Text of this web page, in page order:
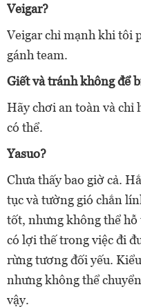
Veigar?
Veigar chỉ mạnh khi tôi
gánh team.
Giết và tránh không để
Hãy chơi an toàn và chỉ
có thể.
Yasuo?
Chưa thấy bao giờ cả.
tục và tường gió chắn
tốt, nhưng không thể
có lợi thế trong việc đi
rừng tương đối yếu.
nhưng không thể
vậy.